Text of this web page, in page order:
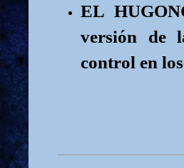
EL
versión de
control en